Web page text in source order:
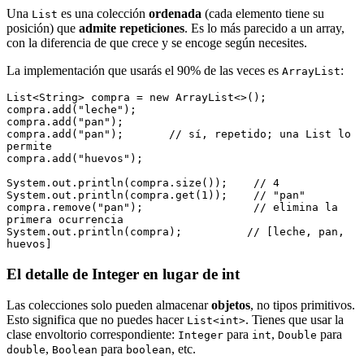
Una List es una colección ordenada (cada elemento tiene su
posición) que admite repeticiones. Es lo más parecido a un array,
con la diferencia de que crece y se encoge según necesites.
La implementación que usarás el 90% de las veces es ArrayList:
List<String> compra = new ArrayList<>();
compra.add("leche");
compra.add("pan");
compra.add("pan");       // sí, repetido; una List lo
permite
compra.add("huevos");
System.out.println(compra.size());    // 4
System.out.println(compra.get(1));    // "pan"
compra.remove("pan");                 // elimina la
primera ocurrencia
System.out.println(compra);          // [leche, pan,
huevos]
El detalle de Integer en lugar de int
Las colecciones solo pueden almacenarobjetos, no tipos primitivos.
Esto significa que no puedes hacer List<int>. Tienes que usar la
clase envoltorio correspondiente: Integer para int, Double para
double, Boolean para boolean, etc.